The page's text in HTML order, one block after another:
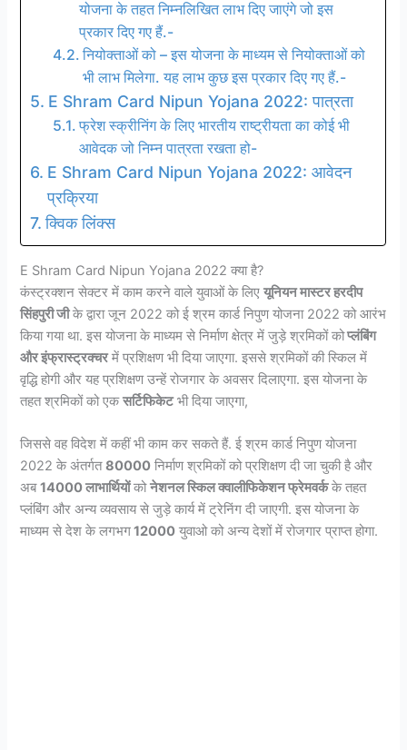
योजना के तहत निम्नलिखित लाभ दिए जाएंगे जो इस
प्रकार दिए गए हैं.-
नियोक्ताओं को – इस योजना के माध्यम से नियोक्ताओं को
भी लाभ मिलेगा. यह लाभ कुछ इस प्रकार दिए गए हैं.-
E Shram Card Nipun Yojana 2022: पात्रता
फ्रेश स्क्रीनिंग के लिए भारतीय राष्ट्रीयता का कोई भी
आवेदक जो निम्न पात्रता रखता हो-
E Shram Card Nipun Yojana 2022: आवेदन
प्रक्रिया
क्विक लिंक्स
E Shram Card Nipun Yojana 2022 क्या है?
कंस्ट्रक्शन सेक्टर में काम करने वाले युवाओं के लिएयूनियन मास्टर हरदीप
सिंहपुरी जीके द्वारा जून 2022 को ई श्रम कार्ड निपुण योजना 2022 को आरंभ
किया गया था. इस योजना के माध्यम से निर्माण क्षेत्र में जुड़े श्रमिकों कोप्लंबिंग
और इंफ्रास्ट्रक्चरमें प्रशिक्षण भी दिया जाएगा. इससे श्रमिकों की स्किल में
वृद्धि होगी और यह प्रशिक्षण उन्हें रोजगार के अवसर दिलाएगा. इस योजना के
तहत श्रमिकों को एकसर्टिफिकेटभी दिया जाएगा,
जिससे वह विदेश में कहीं भी काम कर सकते हैं. ई श्रम कार्ड निपुण योजना
2022 के अंतर्गत80000 निर्माण श्रमिकों को प्रशिक्षण दी जा चुकी है और
अब14000 लाभार्थियोंकोनेशनल स्किल क्वालीफिकेशन फ्रेमवर्कके तहत
प्लंबिंग और अन्य व्यवसाय से जुड़े कार्य में ट्रेनिंग दी जाएगी. इस योजना के
माध्यम से देश के लगभग12000 युवाओ को अन्य देशों में रोजगार प्राप्त होगा.